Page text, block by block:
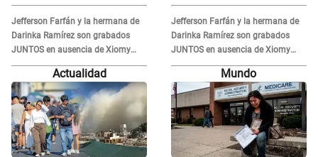
Jefferson Farfán y la hermana de
Darinka Ramírez son grabados
JUNTOS en ausencia de Xiomy
Kanashiro: "Siempre va
acompañada..."
Jefferson Farfán y la hermana de
Darinka Ramírez son grabados
JUNTOS en ausencia de Xiomy
Kanashiro: "Siempre va
acompañada..."
Actualidad Mundo